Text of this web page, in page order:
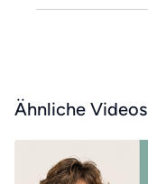
Ähnliche Videos